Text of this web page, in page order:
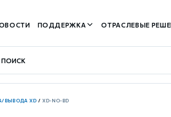
ПОДДЕРЖКА ОТРАСЛЕВЫЕ
ВЫВОДА XD / XD-NO-BD